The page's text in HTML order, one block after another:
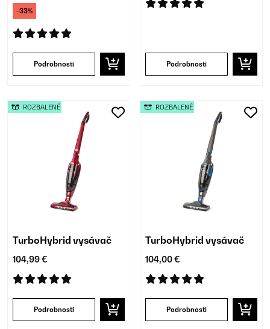
-33%
Podrobnosti Podrobnosti
TurboHybrid vysávač
104,99 €
Podrobnosti
ROZBALENÉ
TurboHybrid vysávač
104,00 €
Podrobnosti
ROZBALENÉ